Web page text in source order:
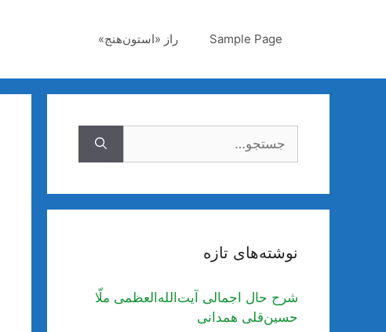
Sample Page راز «استون‌هنج»
نوشته‌های تازه
شرح حال اجمالی آیت‌الله‌العظمی ملّا
حسین‌قلی همدانی